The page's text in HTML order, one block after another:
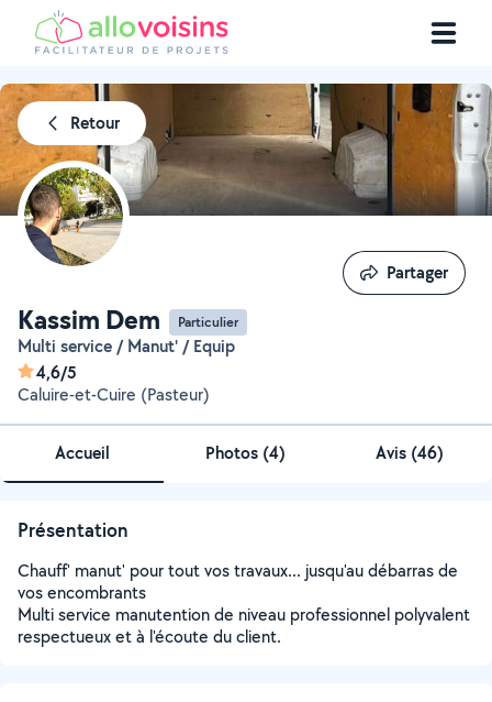
Retour
Kassim Dem Particulier
Multi service / Manut' / Equip
4,6/5
Caluire-et-Cuire (Pasteur)
Partager
Partager
Accueil Photos (4) Avis (46)
Présentation
Chauff' manut' pour tout vos travaux... jusqu'au débarras de
vos encombrants
Multi service manutention de niveau professionnel polyvalent
respectueux et à l'écoute du client.